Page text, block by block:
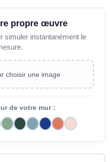
propre œuvre
simuler instantanément le
choisir une image
de votre mur :